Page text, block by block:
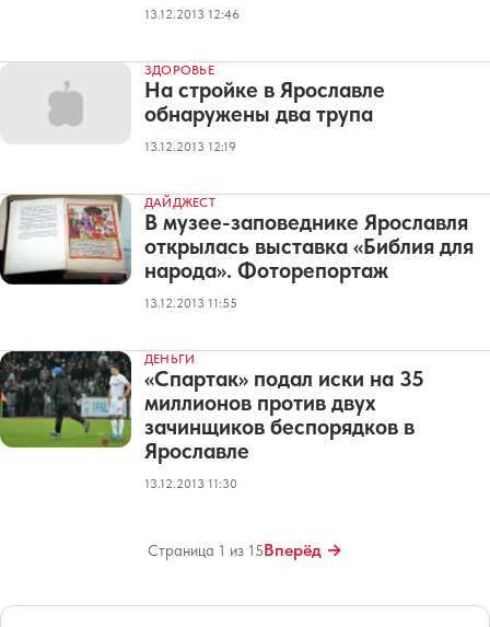
13.12.2013 12:46
ЗДОРОВЬЕ
На стройке в Ярославле
обнаружены два трупа
13.12.2013 12:19
ДАЙДЖЕСТ
В музее-заповеднике Ярославля
открылась выставка «Библия для
народа». Фоторепортаж
13.12.2013 11:55
ДЕНЬГИ
«Спартак» подал иски на 35
миллионов против двух
зачинщиков беспорядков в
Ярославле
13.12.2013 11:30
Страница 1 из 15Вперёд →